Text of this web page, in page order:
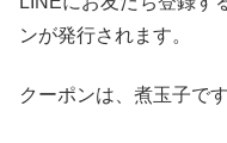
ンが発行されます。
クーポンは、煮玉子です